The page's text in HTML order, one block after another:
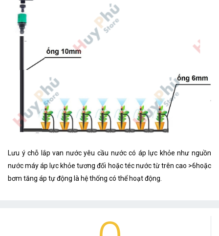
Lưu ý chỗ lắp van nước yêu cầu nước có áp lực khỏe như nguồn
nước máy áp lực khỏe tương đối hoặc téc nước từ trên cao >6hoặc
bơm tăng áp tự động là hệ thống có thể hoạt động.